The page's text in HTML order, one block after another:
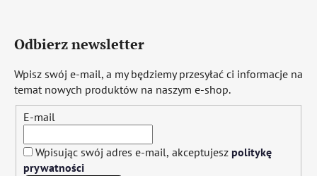
Odbierz newsletter
Wpisz swój e-mail, a my będziemy przesyłać ci informacje na
temat nowych produktów na naszym e-shop.
E-mail
Wpisując swój adres e-mail, akceptujesz politykę
prywatności